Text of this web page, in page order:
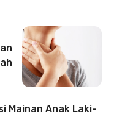
Mainan Anak Laki-